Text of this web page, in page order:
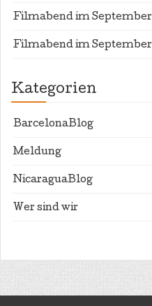
Filmabend im September
Filmabend im September
Kategorien
BarcelonaBlog
Meldung
NicaraguaBlog
Wer sind wir